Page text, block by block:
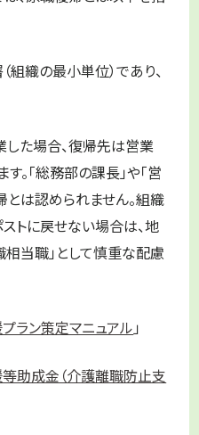
組織の最小単位）であり、
た場合、復帰先は営業
。「総務部の課長」や「営
は認められません。組織
トに戻せない場合は、地
当職」として慎重な配慮
ラン策定マニュアル 」
助成金（介護離職防止支